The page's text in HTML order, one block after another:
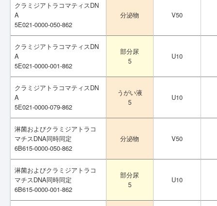
クラミジアトラコマティスDN
A
5E021-0000-050-862
分泌物 V50
クラミジアトラコマティスDN
A
5E021-0000-001-862
部分尿
5
U10
クラミジアトラコマティスDN
A
5E021-0000-079-862
うがい液
5
U10
淋菌およびクラミジアトラコ
マチスDNA同時同定
6B615-0000-050-862
分泌物 V50
淋菌およびクラミジアトラコ
マチスDNA同時同定
6B615-0000-001-862
部分尿
5
U10
クラミジアトラコマティスDN
A
5E021-0000-050-862
分泌物 V50
クラミジアトラコマティスDN
A
5E021-0000-001-862
部分尿
5
U10
クラミジアトラコマティスDN
A
5E021-0000-079-862
うがい液
5
U10
淋菌およびクラミジアトラコ
マチスDNA同時同定
6B615-0000-050-862
分泌物 V50
淋菌およびクラミジアトラコ
マチスDNA同時同定
6B615-0000-001-862
部分尿
5
U10